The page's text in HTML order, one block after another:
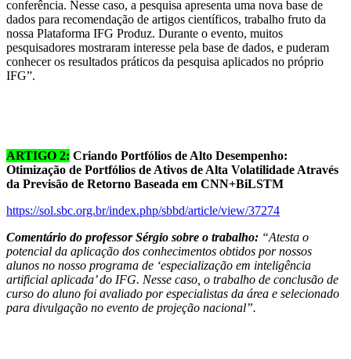
conferência. Nesse caso, a pesquisa apresenta uma nova base de
dados para recomendação de artigos científicos, trabalho fruto da
nossa Plataforma IFG Produz. Durante o evento, muitos
pesquisadores mostraram interesse pela base de dados, e puderam
conhecer os resultados práticos da pesquisa aplicados no próprio
IFG”.
ARTIGO 2: Criando Portfólios de Alto Desempenho:
Otimização de Portfólios de Ativos de Alta Volatilidade Através
da Previsão de Retorno Baseada em CNN+BiLSTM
https://sol.sbc.org.br/index.php/sbbd/article/view/37274
Comentário do professor Sérgio sobre o trabalho: “Atesta o
potencial da aplicação dos conhecimentos obtidos por nossos
alunos no nosso programa de ‘especialização em inteligência
artificial aplicada’ do IFG. Nesse caso, o trabalho de conclusão de
curso do aluno foi avaliado por especialistas da área e selecionado
para divulgação no evento de projeção nacional”.